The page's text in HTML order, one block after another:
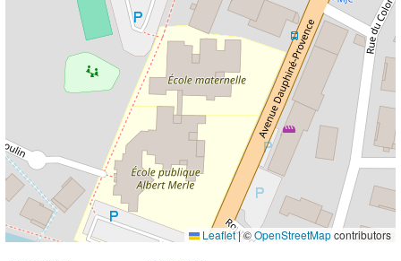
Leaflet|©OpenStreetMapcontributors